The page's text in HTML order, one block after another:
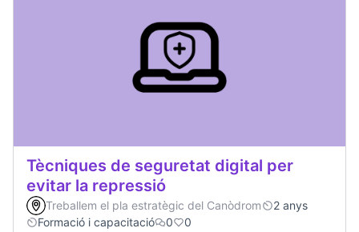
Tècniques de seguretat digital per
evitar la repressió
Treballem el pla estratègic del Canòdrom
2 anys
Formació i capacitació
0 0